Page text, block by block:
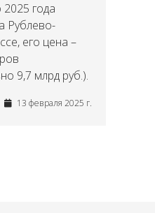
года
Рублево-
его цена –
9,7 млрд руб.).
13 февраля 2025 г.